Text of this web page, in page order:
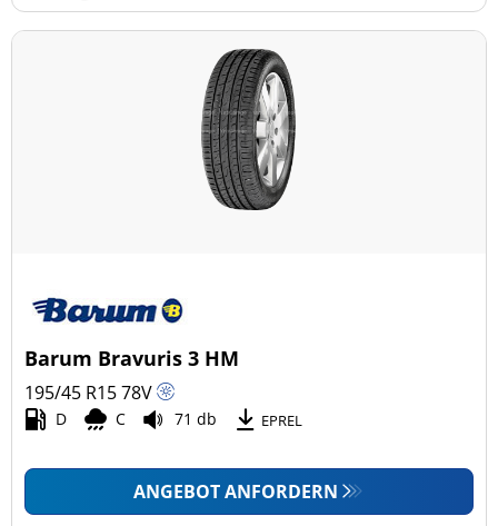
Barum Bravuris 3 HM
195/45 R1578V
D C 71 db EPREL
ANGEBOT ANFORDERN